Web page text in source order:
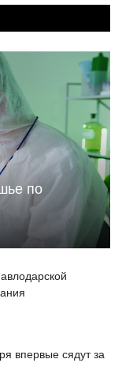
по
впервые сядут за